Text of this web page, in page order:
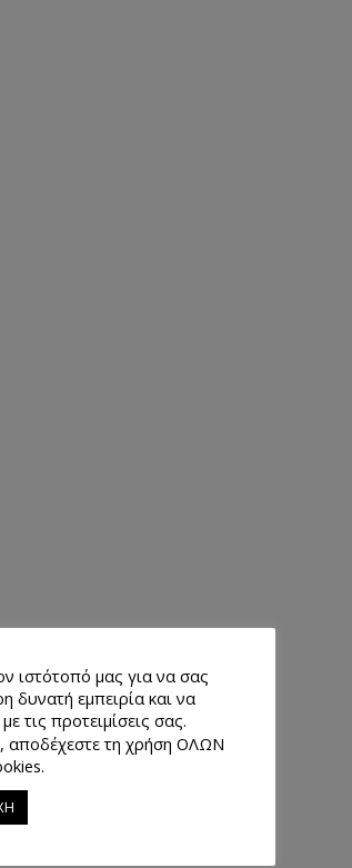
ιστότοπό μας για να σας
δυνατή εμπειρία και να
τις προτειμίσεις σας.
αποδέχεστε τη χρήση ΟΛΩΝ